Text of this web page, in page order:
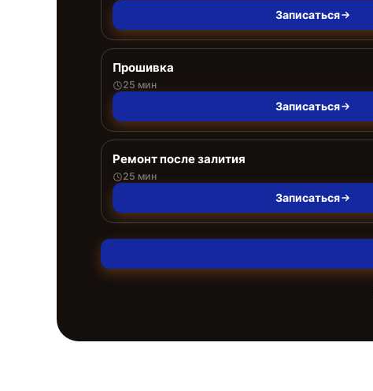
Записаться
Прошивка
25 мин
Записаться
Ремонт после залития
25 мин
Записаться